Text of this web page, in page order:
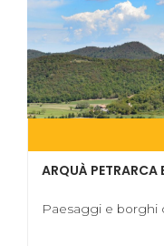
ARQUÀ PETRARCA
Paesaggi e borghi